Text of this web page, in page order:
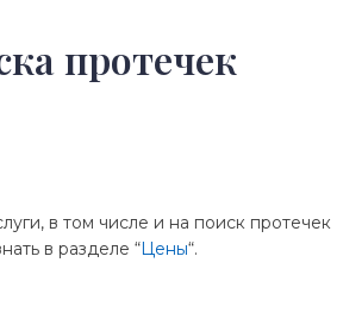
протечек
в том числе и на поиск протечек
в разделе “Цены“.